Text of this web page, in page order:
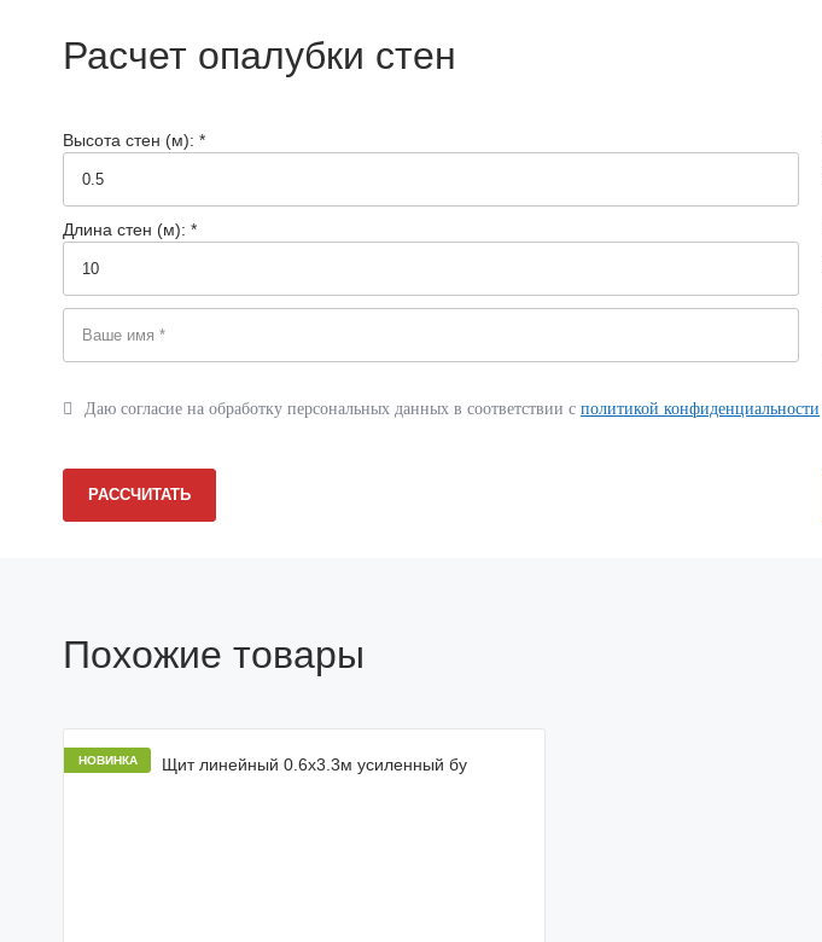
Сертификаты
Вопрос-ответ
Фотогалерея
Статьи
Новости
Акции
Расчет опалубки стен
Высота стен (м): *
Длина стен (м): *
Даю согласие на обработку персональных данных в соответствии с политикой конфиденциальности
РАССЧИТАТЬ
Похожие товары
НОВИНКА